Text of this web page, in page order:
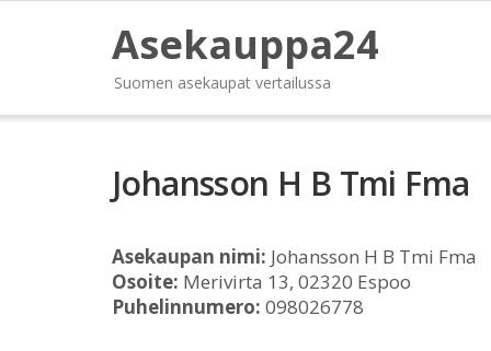
Asekauppa24
Suomen asekaupat vertailussa
Johansson H B Tmi Fma
Asekaupan nimi: Johansson H B Tmi Fma
Osoite: Merivirta 13, 02320 Espoo
Puhelinnumero: 098026778